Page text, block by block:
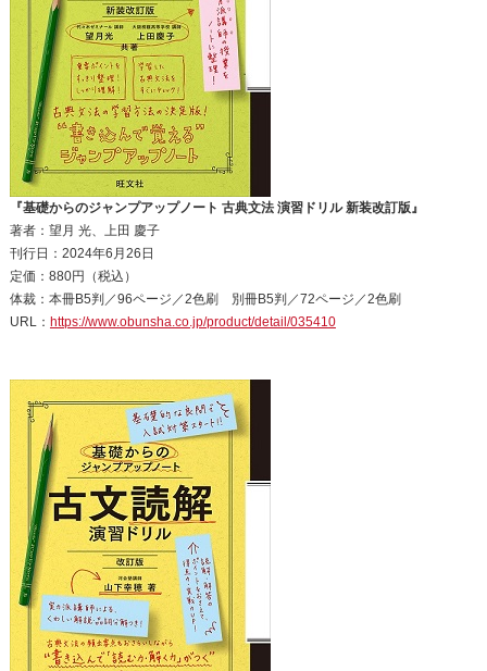
『基礎からのジャンプアップノート 古典文法 演習ドリル 新装改訂版』
著者：望月 光、上田 慶子
刊行日：2024年6月26日
定価：880円（税込）
体裁：本冊B5判／96ページ／2色刷 別冊B5判／72ページ／2色刷
URL： https://www.obunsha.co.jp/product/detail/035410